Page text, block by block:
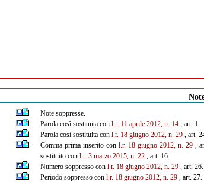
Note soppresse.
Parola così sostituita con l.r. 11 aprile 2012, n. 14, art. 1.
Parola così sostituita con l.r. 18 giugno 2012, n. 29, art.
Comma prima inserito con l.r. 18 giugno 2012, n. 29,
sostituito con l.r. 3 marzo 2015, n. 22, art. 16.
Numero soppresso con l.r. 18 giugno 2012, n. 29, art. 26.
Periodo soppresso con l.r. 18 giugno 2012, n. 29, art. 27.